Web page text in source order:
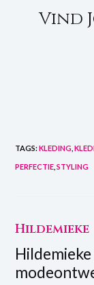
Vind
TAGS:KLEDING
PERFECTIE STYLING
Hildemieke